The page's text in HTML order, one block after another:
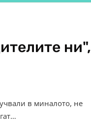
ни",
в миналото, не